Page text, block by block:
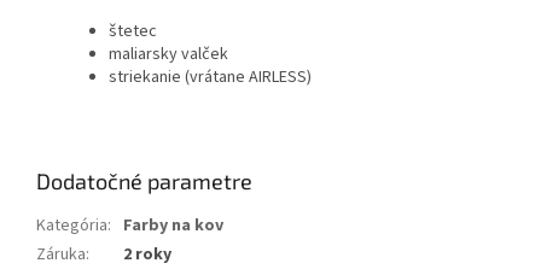
štetec
maliarsky valček
striekanie (vrátane AIRLESS)
Dodatočné parametre
Kategória: Farby na kov
Záruka:
2 roky